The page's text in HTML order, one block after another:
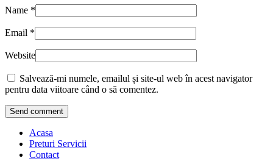
Name *
Email *
Website
Salvează-mi numele, emailul și site-ul web în acest navigator
pentru data viitoare când o să comentez.
Acasa
Preturi Servicii
Contact